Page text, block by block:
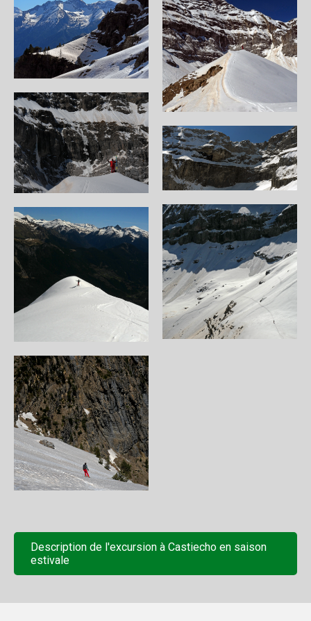
Description de l'excursion à Castiecho en saison
estivale